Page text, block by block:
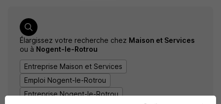
Élargissez votre recherche chez Maison et Services
ou à Nogent-le-Rotrou
Entreprise Maison et Services
Emploi Nogent-le-Rotrou
Entreprise Nogent-le-Rotrou